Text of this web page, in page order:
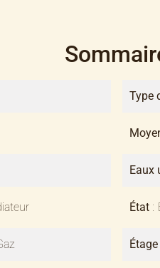
Type
Eaux
État
Étage